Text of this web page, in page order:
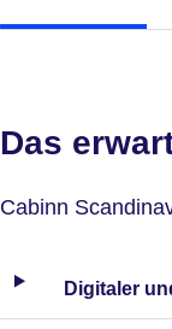
Das
Cabinn
Digitaler